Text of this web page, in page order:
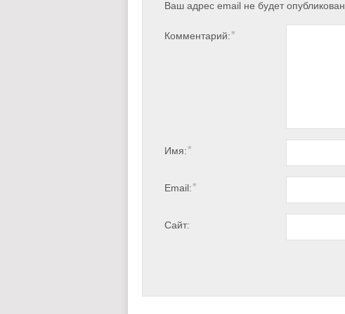
Ваш адрес email не будет опубликован.
Комментарий:*
Имя:*
Email:*
Сайт: